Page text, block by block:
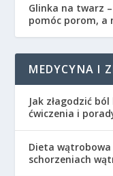
Glinka na twarz
pomóc porom, a
MEDYCYNA I
Jak złagodzić
ćwiczenia i
Dieta wątrobowa
schorzeniach